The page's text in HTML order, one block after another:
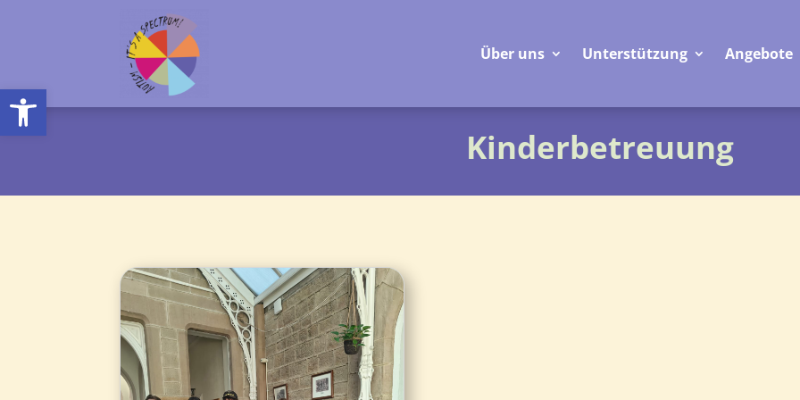
Open toolbar
Über uns Unterstützung Angebote
Kinderbetreuung